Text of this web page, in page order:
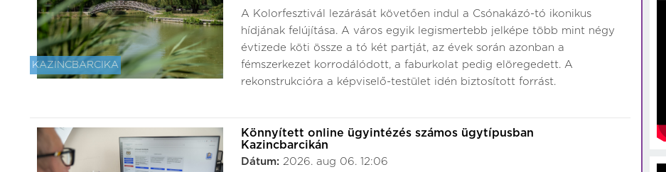
KAZINCBARCIKA
A Kolorfesztivál lezárását követően indul a Csónakázó-tó ikonikus
hídjának felújítása. A város egyik legismertebb jelképe több mint négy
évtizede köti össze a tó két partját, az évek során azonban a
fémszerkezet korrodálódott, a faburkolat pedig elöregedett. A
rekonstrukcióra a képviselő-testület idén biztosított forrást.
Könnyített online ügyintézés számos ügytípusban
Kazincbarcikán
Dátum: 2026. aug 06. 12:06